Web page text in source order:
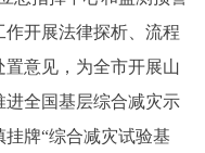
开展法律探析、流程
意见，为全市开展山
全国基层综合减灾示
牌“综合减灾试验基